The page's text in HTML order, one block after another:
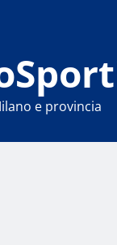
e provincia